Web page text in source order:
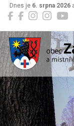
Dnes je 6. srpna 2026
Zašová